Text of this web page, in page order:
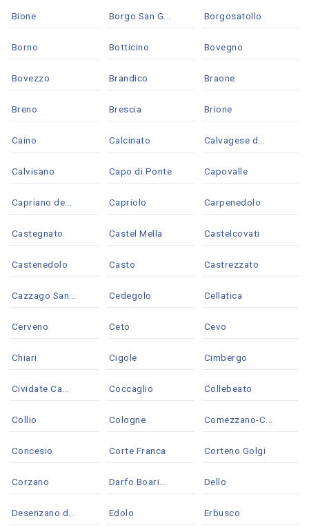
Bione Borgo San G... Borgosatollo
Borno Botticino Bovegno
Bovezzo Brandico Braone
Breno Brescia Brione
Caino Calcinato Calvagese d...
Calvisano Capo di Ponte Capovalle
Capriano de... Capriolo Carpenedolo
Castegnato Castel Mella Castelcovati
Castenedolo Casto Castrezzato
Cazzago San... Cedegolo Cellatica
Cerveno Ceto Cevo
Chiari Cigole Cimbergo
Cividate Ca... Coccaglio Collebeato
Collio Cologne Comezzano-C...
Concesio Corte Franca Corteno Golgi
Corzano Darfo Boari... Dello
Desenzano d... Edolo Erbusco